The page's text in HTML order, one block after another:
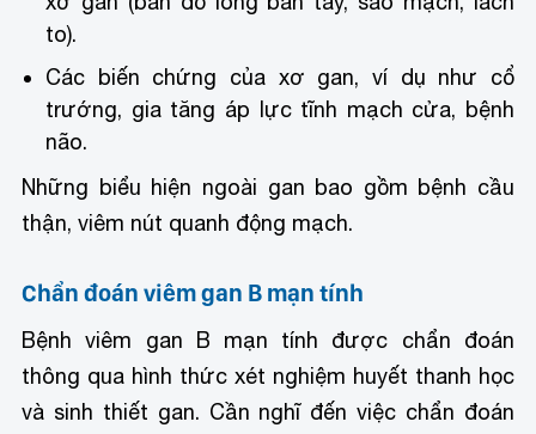
to).
Các biến chứng của xơ gan, ví dụ như cổ
trướng, gia tăng áp lực tĩnh mạch cửa, bệnh
não.
Những biểu hiện ngoài gan bao gồm bệnh cầu
thận, viêm nút quanh động mạch.
Chẩn đoán viêm gan B mạn tính
Bệnh viêm gan B mạn tính được chẩn đoán
thông qua hình thức xét nghiệm huyết thanh học
và sinh thiết gan. Cần nghĩ đến việc chẩn đoán